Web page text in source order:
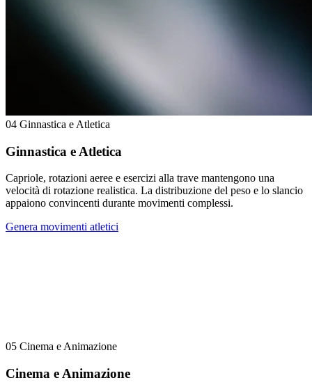
04 Ginnastica e Atletica
Ginnastica e Atletica
Capriole, rotazioni aeree e esercizi alla trave mantengono una
velocità di rotazione realistica. La distribuzione del peso e lo slancio
appaiono convincenti durante movimenti complessi.
Genera movimenti atletici
05 Cinema e Animazione
Cinema e Animazione